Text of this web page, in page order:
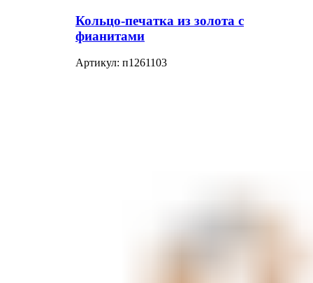
Кольцо-печатка из золота с
фианитами
Артикул: п1261103